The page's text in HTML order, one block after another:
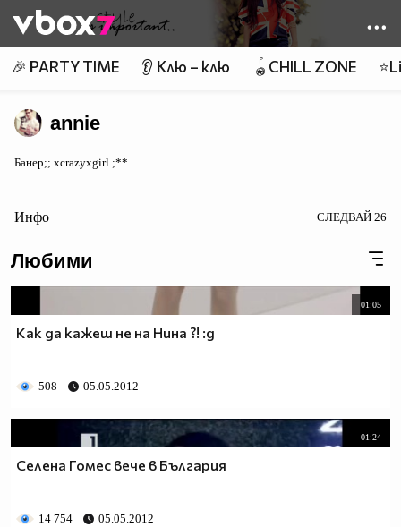
👾
🎉 PARTY TIME 👂 Клю – клю 🪀CHILL ZONE
annie__
Банер;; xcrazyxgirl ;**
Инфо СЛЕДВАЙ 26
Любими
01:05
Как да кажеш не на Нина ?! :д
508 05.05.2012
01:24
Селена Гомес вече в България
14 754 05.05.2012